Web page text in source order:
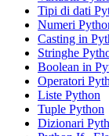
Tipi di dati
Numeri
Casting in
Stringhe
Boolean in
Operatori
Liste Python
Tuple Python
Dizionari